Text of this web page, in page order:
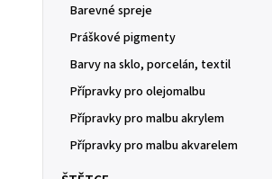
Barevné spreje
Práškové pigmenty
Barvy na sklo, porcelán, textil
Přípravky pro olejomalbu
Přípravky pro malbu akrylem
Přípravky pro malbu akvarelem